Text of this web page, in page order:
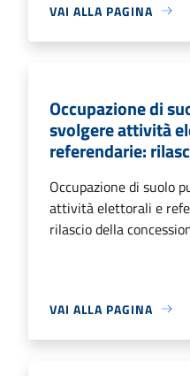
VAI ALLA PAGINA
Occupazione di
svolgere attività
referendarie:
Occupazione di suolo
attività elettorali e
rilascio della
VAI ALLA PAGINA